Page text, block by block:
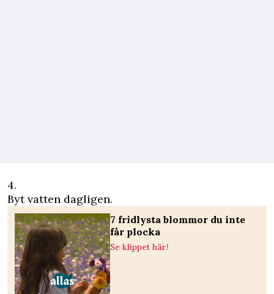
4.
Byt vatten dagligen.
7 fridlysta blommor du inte
får plocka
Se klippet här!